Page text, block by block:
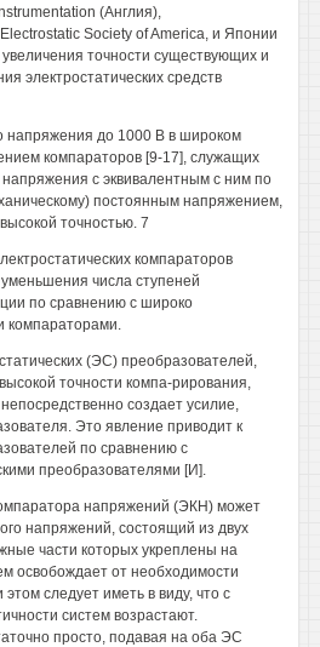
(Англия),
Society of America, и Японии
точности существующих и
электростатических средств
напряжения до 1000 В в широком
компараторов [9-17], служащих
с эквивалентным с ним по
постоянным напряжением,
точностью. 7
компараторов
числа ступеней
по сравнению с широко
компараторами.
(ЭС) преобразователей,
точности компа-рирования,
создает усилие,
Это явление приводит к
по сравнению с
преобразователями [И].
напряжений (ЭКН) может
напряжений, состоящий из двух
части которых укреплены на
освобождает от необходимости
следует иметь в виду, что с
систем возрастают.
просто, подавая на оба ЭС